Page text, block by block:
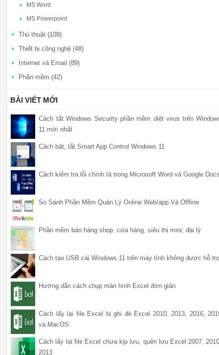
MS Word
MS Powerpoint
Thủ thuật (109)
Thiết bị công nghệ (48)
Internet và Email (89)
Phần mềm (42)
BÀI VIẾT MỚI
Cách tắt Windows Security phần mềm diệt virus trên
11 mới nhất
Cách bật, tắt Smart App Control Windows 11
Cách kiểm tra lỗi chính tả trong Microsoft Word và Google
So Sánh Phần Mềm Quản Lý Online Web/app Và Offline
Phần mềm bán hàng shop, cửa hàng, siêu thị mini, đại lý
Cách tạo USB cài Windows 11 trên máy tính không được hỗ
Hướng dẫn cách chụp màn hình Excel đơn giản
Cách lấy lại file Excel bị ghi đè Excel 2010, 2013, 2016,
và MacOS.
Cách lấy lại file Excel chưa kịp lưu, quên lưu Excel 2007,
2013